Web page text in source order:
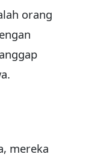
orang
mereka